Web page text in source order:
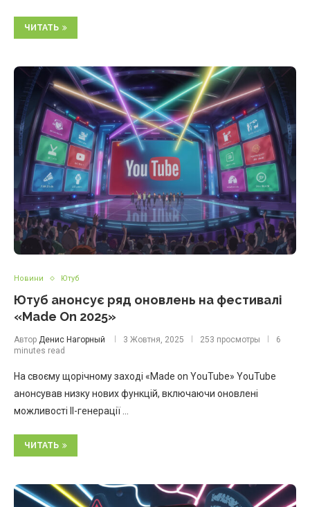
ЧИТАТЬ
Новини Ютуб
Ютуб анонсує ряд оновлень на фестивалі
«Made On 2025»
Автор Денис Нагорный 3 Жовтня, 2025 253 просмотры
6
minutes read
На своєму щорічному заході «Made on YouTube» YouTube
анонсував низку нових функцій, включаючи оновлені
можливості ІІ-генерації …
ЧИТАТЬ